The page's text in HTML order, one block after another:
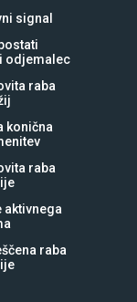
signal
odjemalec
raba
konična
raba
aktivnega
raba